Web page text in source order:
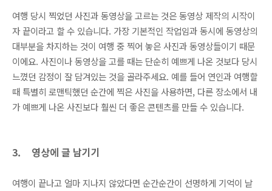
여행 당시 찍었던 사진과 동영상을 고르는 것은 동영상 제작의 시작이
자 끝이라고 할 수 있습니다. 가장 기본적인 작업임과 동시에 동영상의
대부분을 차지하는 것이 여행 중 찍어 놓은 사진과 동영상들이기 때문
이에요. 사진이나 동영상을 고를 때는 단순히 예쁘게 나온 것보다 당시
느꼈던 감정이 잘 담겨있는 것을 골라주세요. 예를 들어 연인과 여행할
때 특별히 로맨틱했던 순간에 찍은 사진을 사용하면, 다른 장소에서 내
가 예쁘게 나온 사진보다 훨씬 더 좋은 콘텐츠를 만들 수 있습니다.
3. 영상에 글 남기기
여행이 끝나고 얼마 지나지 않았다면 순간순간이 선명하게 기억이 날